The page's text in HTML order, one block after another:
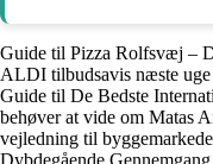
Guide til Pizza Rolfsvæj –
ALDI tilbudsavis næste
Guide til De Bedste
behøver at vide om Matas
vejledning til
Dybdegående